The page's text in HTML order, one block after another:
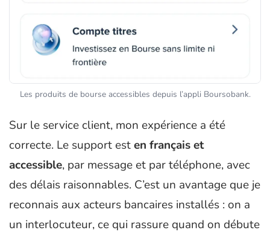
Les produits de bourse accessibles depuis l’appli Boursobank.
Sur le service client, mon expérience a été
correcte. Le support esten français et
accessible, par message et par téléphone, avec
des délais raisonnables. C’est un avantage que je
reconnais aux acteurs bancaires installés : on a
un interlocuteur, ce qui rassure quand on débute